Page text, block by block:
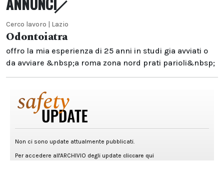
Cerco lavoro | Lazio
Odontoiatra
offro la mia esperienza di 25 anni in studi gia avviati o
da avviare &nbsp;a roma zona nord prati parioli&nbsp;